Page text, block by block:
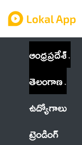
ఆంధ్రప్రదేశ్
తెలంగాణ
ఉద్యోగాలు
ట్రెండింగ్